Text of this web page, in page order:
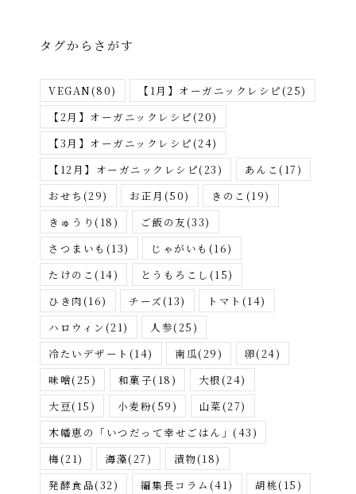
ー
ら
が
す
タグからさがす
VEGAN(80) 【1月】オーガニックレシピ(25)
【2月】オーガニックレシピ(20)
【3月】オーガニックレシピ(24)
【12月】オーガニックレシピ(23) あんこ(17)
おせち (29) お正月 (50) きのこ (19)
きゅうり (18) ご飯の友(33)
さつまいも (13) じゃがいも (16)
たけのこ(14) とうもろこし (15)
ひき肉(16) チーズ(13) トマト (14)
ハロウィン(21) 人参(25)
冷たいデザート (14) 南瓜(29) 卵(24)
味噌(25) 和菓子(18) 大根(24)
大豆(15) 小麦粉(59) 山菜(27)
木幡恵の「いつだって幸せごはん」 (43)
梅(21) 海藻(27) 漬物(18)
発酵食品(32) 編集長コラム (41) 胡桃(15)